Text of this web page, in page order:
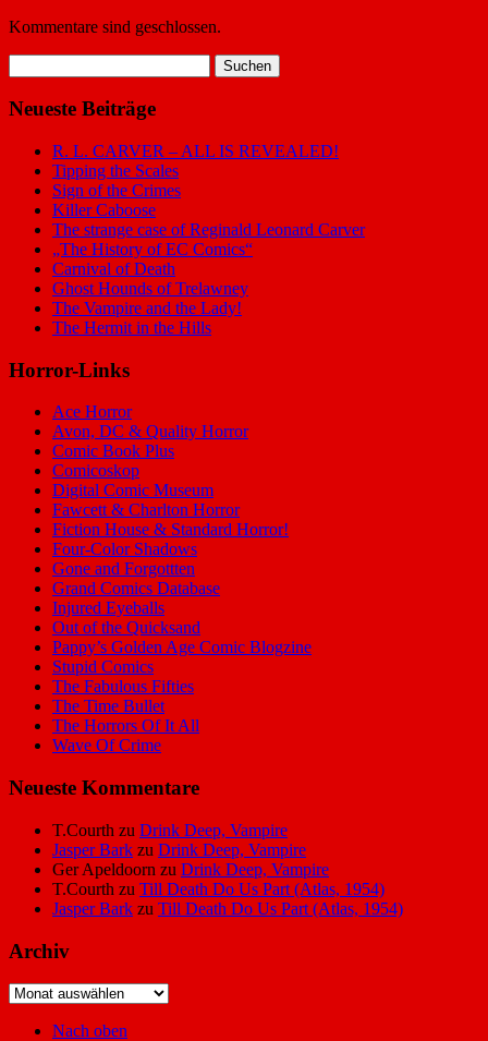
Kommentare sind geschlossen.
nach:
Neueste Beiträge
R. L. CARVER – ALL IS REVEALED!
Tipping the Scales
Sign of the Crimes
Killer Caboose
The strange case of Reginald Leonard Carver
„The History of EC Comics“
Carnival of Death
Ghost Hounds of Trelawney
The Vampire and the Lady!
The Hermit in the Hills
Horror-Links
Ace Horror
Avon, DC & Quality Horror
Comic Book Plus
Comicoskop
Digital Comic Museum
Fawcett & Charlton Horror
Fiction House & Standard Horror!
Four-Color Shadows
Gone and Forgottten
Grand Comics Database
Injured Eyeballs
Out of the Quicksand
Pappy’s Golden Age Comic Blogzine
Stupid Comics
The Fabulous Fifties
The Time Bullet
The Horrors Of It All
Wave Of Crime
Neueste Kommentare
T.Courth zu Drink Deep, Vampire
Jasper Bark zu Drink Deep, Vampire
Ger Apeldoorn zu Drink Deep, Vampire
T.Courth zu Till Death Do Us Part (Atlas, 1954)
Jasper Bark zu Till Death Do Us Part (Atlas, 1954)
Archiv
Archiv
Nach oben